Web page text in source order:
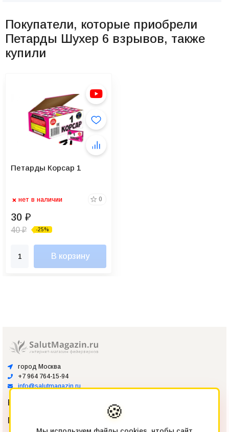
Покупатели, которые приобрели
Петарды Шухер 6 взрывов, также
купили
Петарды Корсар 1
нет в наличии 0
30 ₽
40₽ -25%
В корзину
город Москва
+7 964 764-15-94
info@salutmagazin.ru
Каталог
Покупателям Показать все
🍪